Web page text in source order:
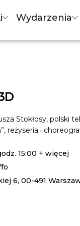
Wydarzenia
Stokłosy, polski
reżyseria i
15:00 + więcej
6, 00-491